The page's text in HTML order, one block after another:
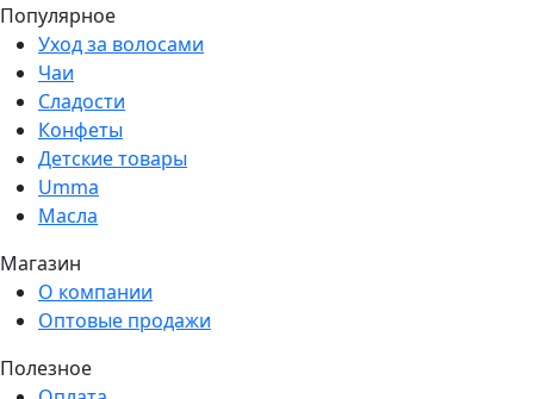
Популярное
Уход за волосами
Чаи
Сладости
Конфеты
Детские товары
Umma
Масла
Магазин
О компании
Оптовые продажи
Полезное